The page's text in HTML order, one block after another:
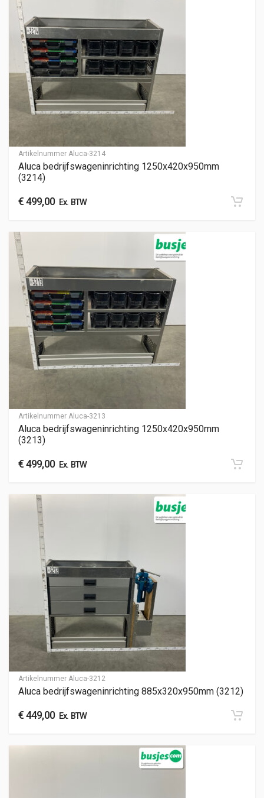
Artikelnummer Aluca-3214
Aluca bedrijfswageninrichting 1250x420x950mm
(3214)
€499,00Ex. BTW
Artikelnummer Aluca-3213
Aluca bedrijfswageninrichting 1250x420x950mm
(3213)
€499,00Ex. BTW
Artikelnummer Aluca-3212
Aluca bedrijfswageninrichting 885x320x950mm (3212)
€449,00Ex. BTW